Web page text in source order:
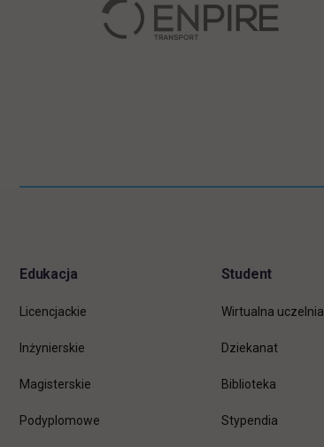
Edukacja
Licencjackie
Inżynierskie
Magisterskie
Podyplomowe
Student
Wirtualna uczelnia
Dziekanat
Biblioteka
Stypendia